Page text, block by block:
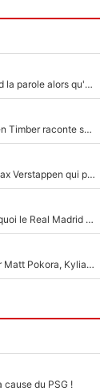
Ferran Torres a dit oui au PSG : Le FC Barcelone prend la parole alors qu'un transfert de l'attaquant espagnol prend forme
En plein cauchemar après son transfert à l'OM, Quinten Timber raconte ses doutes après sa signature à Marseille
F1 - Une légende de McLaren refuse le transfert de Max Verstappen qui pourrait «faire des vagues» et plomber l'ambiance dans l'équipe
Yan Diomandé était trop cher pour le PSG : Voilà pourquoi le Real Madrid a accepté de payer la somme record de 140M€ pour boucler son transfert !
De l'équipe de France à The Voice Kids : Contacté par Matt Pokora, Kylian Mbappé a accepté de jouer un rôle inédit sur TF1 !
cause du PSG !